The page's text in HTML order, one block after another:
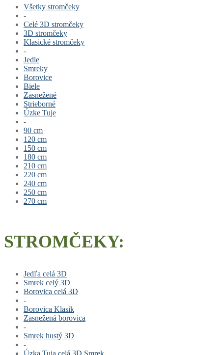
Všetky stromčeky
-
Celé 3D stromčeky
3D stromčeky
Klasické stromčeky
-
Jedle
Smreky
Borovice
Biele
Zasnežené
Strieborné
Úzke Tuje
-
90 cm
120 cm
150 cm
180 cm
210 cm
220 cm
240 cm
250 cm
270 cm
STROMČEKY:
Jedľa celá 3D
Smrek celý 3D
Borovica celá 3D
-
Borovica Klasik
Zasnežená borovica
-
Smrek hustý 3D
-
Úzka Tuja celá 3D Smrek